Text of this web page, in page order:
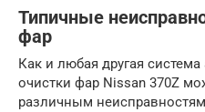
Типичные
фар
Как и любая другая
очистки фар Nissan 370Z
различным